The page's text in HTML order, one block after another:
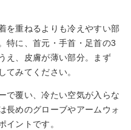
を重ねるよりも冷えやすい部
特に、首元・手首・足首の3
え、皮膚が薄い部分。まず
てみてください。
で覆い、冷たい空気が入らな
長めのグローブやアームウォ
イントです。